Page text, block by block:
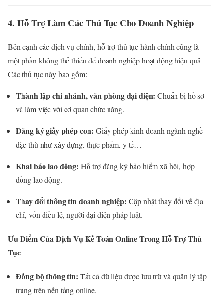
4. Hỗ Trợ Làm Các Thủ Tục Cho Doanh Nghiệp
Bên cạnh các dịch vụ chính, hỗ trợ thủ tục hành chính cũng là
một phần không thể thiếu để doanh nghiệp hoạt động hiệu quả.
Các thủ tục này bao gồm:
Thành lập chi nhánh, văn phòng đại diện: Chuẩn bị hồ sơ
và làm việc với cơ quan chức năng.
Đăng ký giấy phép con: Giấy phép kinh doanh ngành nghề
đặc thù như xây dựng, thực phẩm, y tế…
Khai báo lao động: Hỗ trợ đăng ký bảo hiểm xã hội, hợp
đồng lao động.
Thay đổi thông tin doanh nghiệp: Cập nhật thay đổi về địa
chỉ, vốn điều lệ, người đại diện pháp luật.
Ưu Điểm Của Dịch Vụ Kế Toán Online Trong Hỗ Trợ Thủ
Tục
Đồng bộ thông tin: Tất cả dữ liệu được lưu trữ và quản lý tập
trung trên nền tảng online.